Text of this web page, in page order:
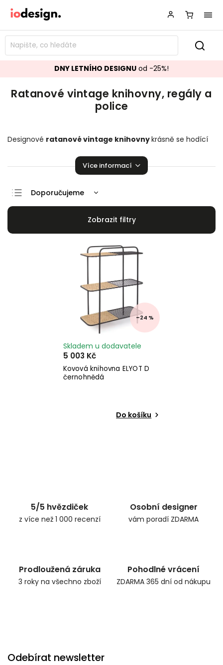
DNY LETNÍHO DESIGNU od -25%!
Ratanové vintage knihovny, regály a
police
Designové ratanové vintage knihovnykrásně se hodící
které zaručeně pozvednou úroveň vaší domácnosti!
Více informací
Doporučujeme
Nejlevnější
–24 %
Kovová knihovna ELYOT D
černohnědá
Skladem u dodavatele
5 003 Kč
Do košíku
5/5 hvězdiček
z více než 1 000 recenzí
Osobní designer
vám poradí ZDARMA
Prodloužená záruka
3 roky na všechno zboží
Pohodlné vrácení
ZDARMA 365 dní od nákupu
Odebírat newsletter